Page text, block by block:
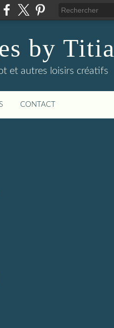
by Titia
et autres loisirs créatifs
CONTACT